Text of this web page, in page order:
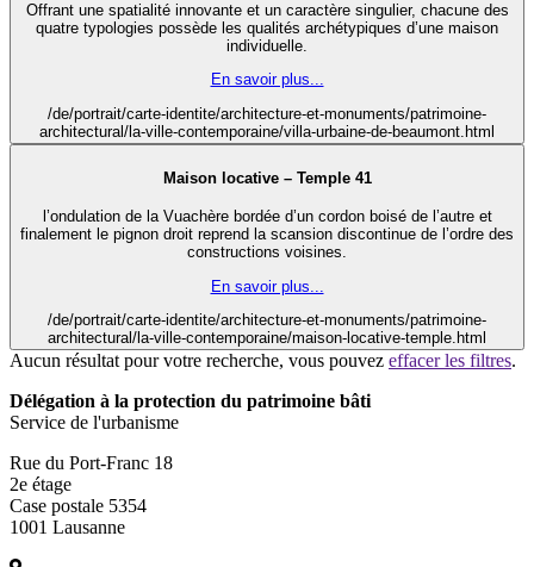
Offrant une spatialité innovante et un caractère singulier, chacune des
quatre typologies possède les qualités archétypiques d’une maison
individuelle.
En savoir plus...
/de/portrait/carte-identite/architecture-et-monuments/patrimoine-
architectural/la-ville-contemporaine/villa-urbaine-de-beaumont.html
Maison locative – Temple 41
l’ondulation de la Vuachère bordée d’un cordon boisé de l’autre et
finalement le pignon droit reprend la scansion discontinue de l’ordre des
constructions voisines.
En savoir plus...
/de/portrait/carte-identite/architecture-et-monuments/patrimoine-
architectural/la-ville-contemporaine/maison-locative-temple.html
Aucun résultat pour votre recherche, vous pouvez effacer les filtres.
Délégation à la protection du patrimoine bâti
Service de l'urbanisme
Rue du Port-Franc 18
2e étage
Case postale 5354
1001 Lausanne